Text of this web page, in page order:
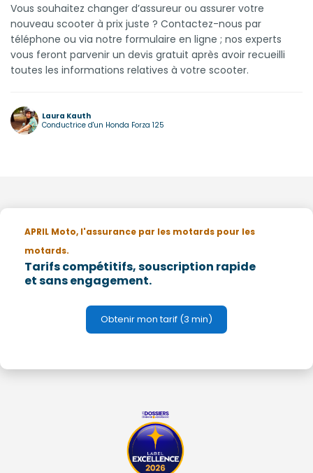
Vous souhaitez changer d’assureur ou assurer votre
nouveau scooter à prix juste ? Contactez-nous par
téléphone ou via notre formulaire en ligne ; nos experts
vous feront parvenir un devis gratuit après avoir recueilli
toutes les informations relatives à votre scooter.
Laura Kauth
Conductrice d'un Honda Forza 125
APRIL Moto, l'assurance par les motards pour les
motards.
Tarifs compétitifs, souscription rapide
et sans engagement.
Obtenir mon tarif (3 min)